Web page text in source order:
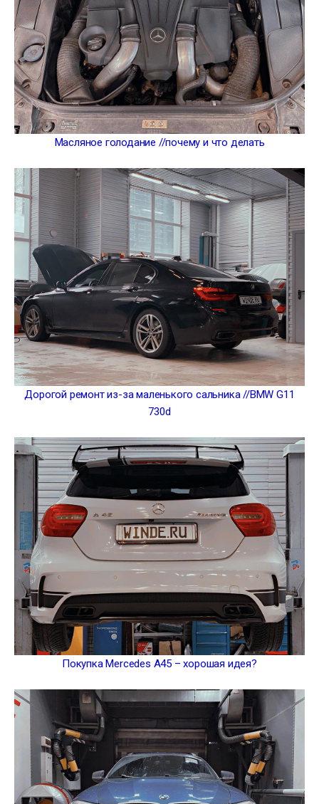
Масляное голодание //почему и что делать
Дорогой ремонт из-за маленького сальника //BMW G11
730d
Покупка Mercedes A45 – хорошая идея?